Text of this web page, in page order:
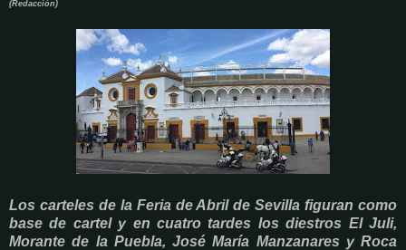
(Redacción)
Los carteles de la Feria de Abril de Sevilla figuran como
base de cartel y en cuatro tardes los diestros El Juli,
Morante de la Puebla, José María Manzanares y Roca